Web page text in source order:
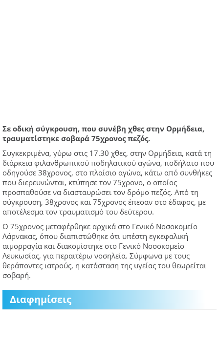
Σε οδική σύγκρουση, που συνέβη χθες στην Ορμήδεια,
τραυματίστηκε σοβαρά 75χρονος πεζός.
Συγκεκριμένα, γύρω στις 17.30 χθες, στην Ορμήδεια, κατά τη
διάρκεια φιλανθρωπικού ποδηλατικού αγώνα, ποδήλατο που
οδηγούσε 38χρονος, στο πλαίσιο αγώνα, κάτω από συνθήκες
που διερευνώνται, κτύπησε τον 75χρονο, ο οποίος
προσπαθούσε να διασταυρώσει τον δρόμο πεζός. Από τη
σύγκρουση, 38χρονος και 75χρονος έπεσαν στο έδαφος, με
αποτέλεσμα τον τραυματισμό του δεύτερου.
Ο 75χρονος μεταφέρθηκε αρχικά στο Γενικό Νοσοκομείο
Λάρνακας, όπου διαπιστώθηκε ότι υπέστη εγκεφαλική
αιμορραγία και διακομίστηκε στο Γενικό Νοσοκομείο
Λευκωσίας, για περαιτέρω νοσηλεία. Σύμφωνα με τους
θεράποντες ιατρούς, η κατάσταση της υγείας του θεωρείται
σοβαρή.
Διαφημίσεις